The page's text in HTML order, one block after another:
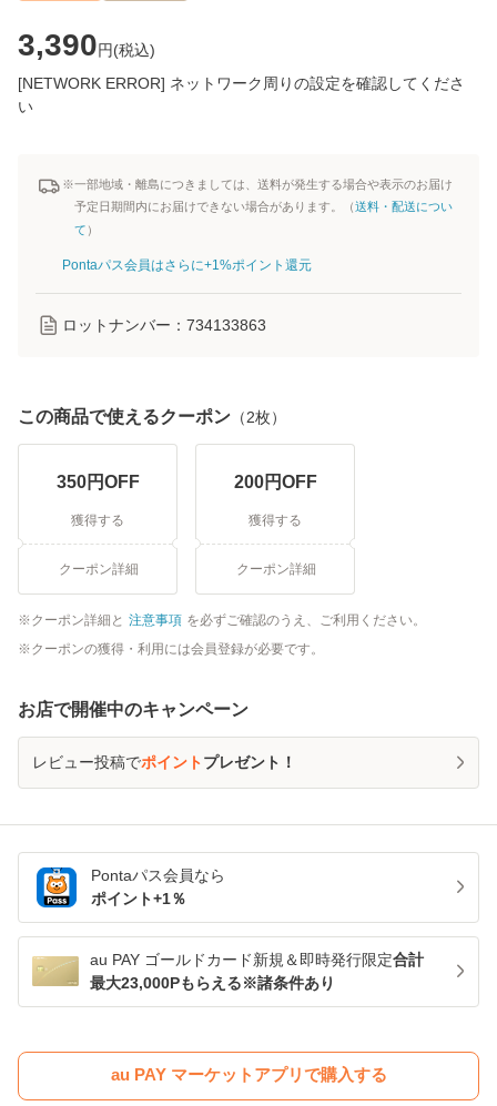
3,390円(税込)
[NETWORK ERROR] ネットワーク周りの設定を確認してくださ
い
※一部地域・離島につきましては、送料が発生する場合や表示のお届け
予定日期間内にお届けできない場合があります。（送料・配送につい
て ）
Pontaパス会員はさらに+1%ポイント還元
ロットナンバー： 734133863
この商品で使えるクーポン （2枚）
350円OFF
獲得する
クーポン詳細
200円OFF
獲得する
クーポン詳細
クーポン詳細と 注意事項 を必ずご確認のうえ、ご利用ください。
クーポンの獲得・利用には会員登録が必要です。
お店で開催中のキャンペーン
レビュー投稿でポイントプレゼント！
Pontaパス会員なら
ポイント+1％
au PAY ゴールドカード新規＆即時発行限定合計
最大23,000Pもらえる※諸条件あり
au PAY マーケットアプリで購入する